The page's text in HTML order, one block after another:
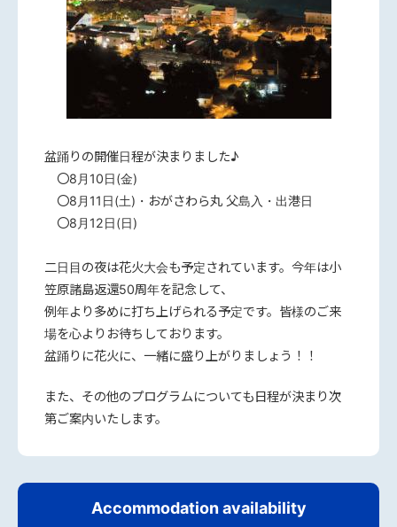
盆踊りの開催日程が決まりました♪
〇8月10日(金)
〇8月11日(土)・おがさわら丸 父島入・出港日
〇8月12日(日)
二日目の夜は花火大会も予定されています。今年は小
笠原諸島返還50周年を記念して、
例年より多めに打ち上げられる予定です。皆様のご来
場を心よりお待ちしております。
盆踊りに花火に、一緒に盛り上がりましょう！！
また、その他のプログラムについても日程が決まり次
第ご案内いたします。
Accommodation availability